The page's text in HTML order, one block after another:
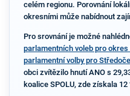
celém regionu. Porovnání
okresními může nabídnout
Pro srovnání je možné
parlamentních voleb pro okres
parlamentní volby pro
obci zvítězilo hnutí ANO s
koalice SPOLU, zde získala 12